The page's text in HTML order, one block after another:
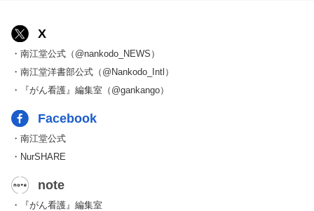
X
・南江堂公式（@nankodo_NEWS）
・南江堂洋書部公式（@Nankodo_Intl）
・『がん看護』編集室（@gankango）
Facebook
・南江堂公式
・NurSHARE
note
・『がん看護』編集室